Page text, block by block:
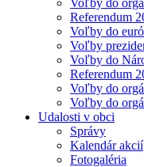
Voľby do
Referendum
Voľby do
Voľby
Voľby do
Referendum
Voľby do
Voľby do
Udalosti v obci
Správy
Kalendár akcií
Fotogaléria